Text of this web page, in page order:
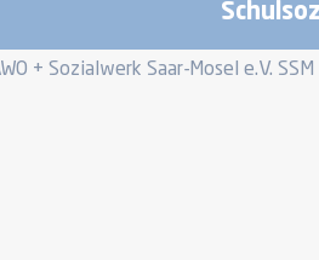
+ Sozialwerk Saar-Mosel e.V.